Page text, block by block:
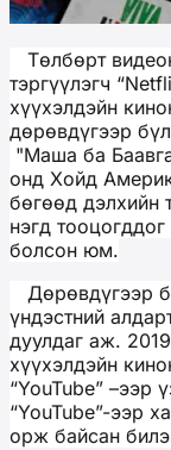
Төлбөрт
тэргүүлэгч
хүүхэлдэйн
дөрөвдүгээр
"Маша ба
онд Хойд
бөгөөд дэлхийн
нэгд
болсон юм.
Дөрөвдүгээр
үндэстний
дуулдаг аж.
хүүхэлдэйн
“YouTube” –ээр
“YouTube”-ээр
орж байсан